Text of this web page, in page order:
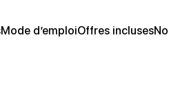
Mode d’emploiOffres incluses